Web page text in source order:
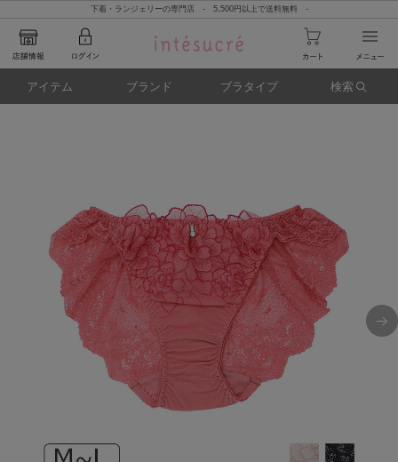
下着・ランジェリーの専門店 - 5,500円以上で送料無料 -
アイテム ブランド ブラタイプ 検索